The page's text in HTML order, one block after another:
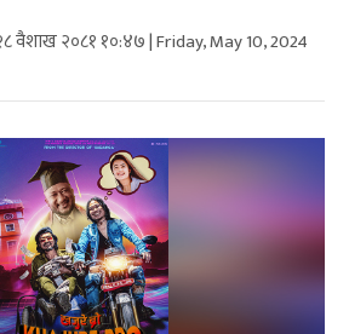
वैशाख २०८१ १०:४७ | Friday, May 10, 2024